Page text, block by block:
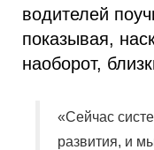
водителей
показывая,
наоборот,
«Сейчас
развития, и